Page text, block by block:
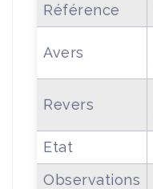
Référence
Avers
Revers
Etat
Observations